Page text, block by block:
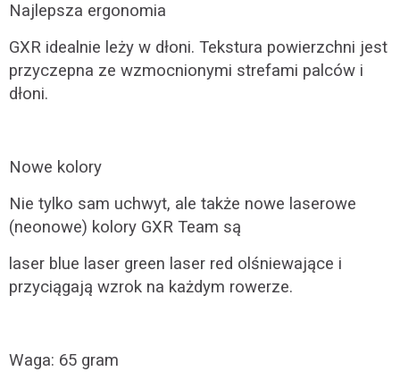
Najlepsza ergonomia
GXR idealnie leży w dłoni. Tekstura powierzchni jest
przyczepna ze wzmocnionymi strefami palców i
dłoni.
Nowe kolory
Nie tylko sam uchwyt, ale także nowe laserowe
(neonowe) kolory GXR Team są
laser blue laser green laser red olśniewające i
przyciągają wzrok na każdym rowerze.
Waga: 65 gram